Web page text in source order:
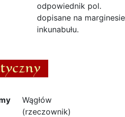
odpowiednik pol.
dopisane na marginesie
inkunabułu.
Wągłów
(rzeczownik)